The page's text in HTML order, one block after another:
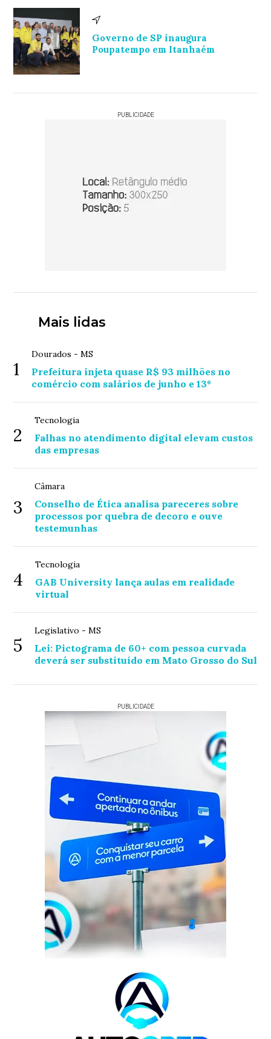
Governo de SP inaugura
Poupatempo em Itanhaém
PUBLICIDADE
Mais lidas
1
Dourados - MS
Prefeitura injeta quase R$ 93 milhões no
comércio com salários de junho e 13º
2
Tecnologia
Falhas no atendimento digital elevam custos
das empresas
3
Câmara
Conselho de Ética analisa pareceres sobre
processos por quebra de decoro e ouve
testemunhas
4
Tecnologia
GAB University lança aulas em realidade
virtual
5
Legislativo - MS
Lei: Pictograma de 60+ com pessoa curvada
deverá ser substituído em Mato Grosso do Sul
PUBLICIDADE